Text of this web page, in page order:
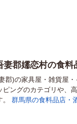
妻郡嬬恋村の食料
郡)の家具屋・雑貨屋
ピングのカテゴリや、
。 群馬県の食料品店・